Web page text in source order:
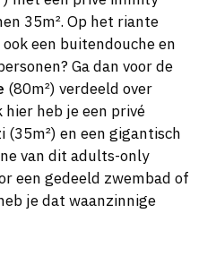
35m². Op het riante
een buitendouche en
Ga dan voor de
(80m²) verdeeld over
hier heb je een privé
en een gigantisch
van dit adults-only
een gedeeld zwembad of
je dat waanzinnige